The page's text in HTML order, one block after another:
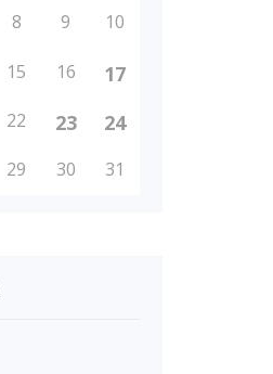
8 9 10
15 16 17
22 23 24
29 30 31